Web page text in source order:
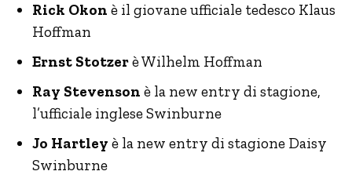
Rick Okon è il giovane ufficiale tedesco Klaus
Hoffman
Ernst Stotzerè Wilhelm Hoffman
Ray Stevenson è la new entry di stagione,
l’ufficiale inglese Swinburne
Jo Hartley è la new entry di stagione Daisy
Swinburne